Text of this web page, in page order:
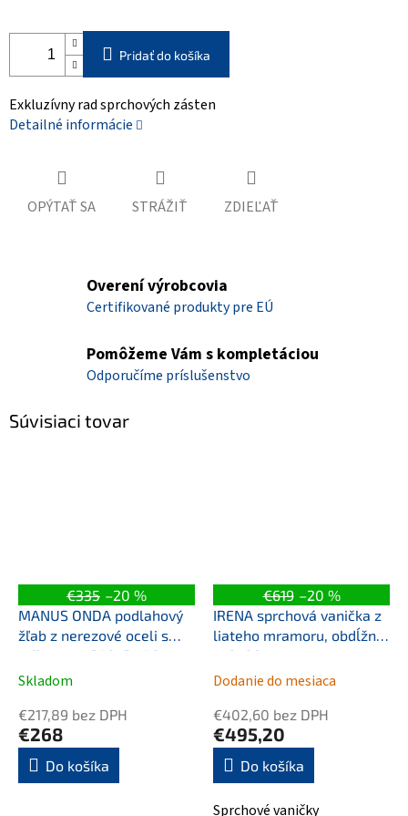
Pridať do košíka
Exkluzívny rad sprchových zásten
Detailné informácie
OPÝTAŤ SA STRÁŽIŤ ZDIEĽAŤ
Overení výrobcovia
Certifikované produkty pre EÚ
Pomôžeme Vám s kompletáciou
Odporučíme príslušenstvo
Súvisiaci tovar
€335 –20 %
MANUS ONDA podlahový
žľab z nerezové oceli s
roštom, L-1250, DN50
Skladom
€217,89 bez DPH
€268
Do košíka
€619 –20 %
IRENA sprchová vanička z
liateho mramoru, obdĺžnik
140x80cm
Dodanie do mesiaca
€402,60 bez DPH
€495,20
Do košíka
Sprchové vaničky